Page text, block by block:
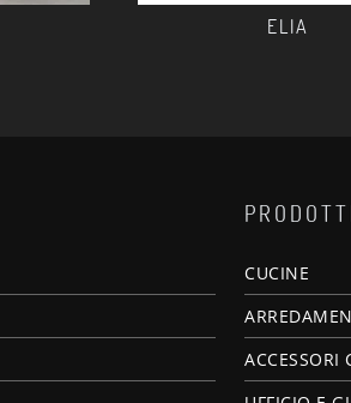
ELIA
CUCINE
ACCESSORI